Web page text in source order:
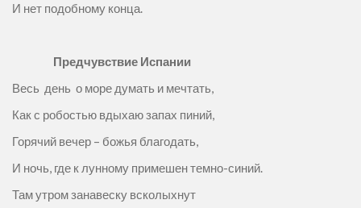
И нет подобному конца.
Предчувствие Испании
Весь день о море думать и мечтать,
Как с робостью вдыхаю запах пиний,
Горячий вечер – божья благодать,
И ночь, где к лунному примешен темно-синий.
Там утром занавеску всколыхнут